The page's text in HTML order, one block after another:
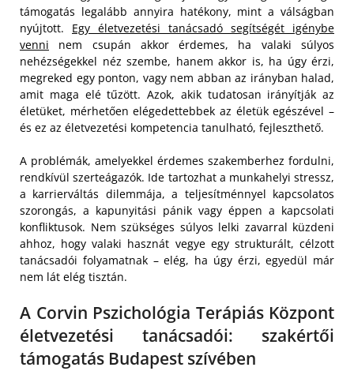
támogatás legalább annyira hatékony, mint a válságban
nyújtott. Egy életvezetési tanácsadó segítségét igénybe
venni nem csupán akkor érdemes, ha valaki súlyos
nehézségekkel néz szembe, hanem akkor is, ha úgy érzi,
megreked egy ponton, vagy nem abban az irányban halad,
amit maga elé tűzött. Azok, akik tudatosan irányítják az
életüket, mérhetően elégedettebbek az életük egészével –
és ez az életvezetési kompetencia tanulható, fejleszthető.
A problémák, amelyekkel érdemes szakemberhez fordulni,
rendkívül szerteágazók. Ide tartozhat a munkahelyi stressz,
a karrierváltás dilemmája, a teljesítménnyel kapcsolatos
szorongás, a kapunyitási pánik vagy éppen a kapcsolati
konfliktusok. Nem szükséges súlyos lelki zavarral küzdeni
ahhoz, hogy valaki hasznát vegye egy strukturált, célzott
tanácsadói folyamatnak – elég, ha úgy érzi, egyedül már
nem lát elég tisztán.
A Corvin Pszichológia Terápiás Központ
életvezetési tanácsadói: szakértői
támogatás Budapest szívében